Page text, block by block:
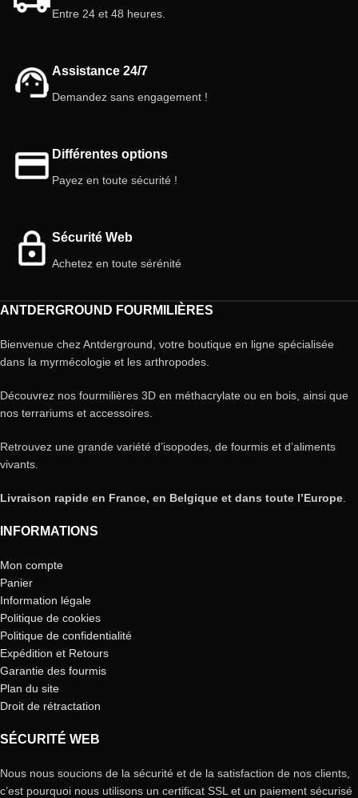
graisse idéale pour les fourmis, les
Entre 24 et 48 heures.
Assistance 24/7
Demandez sans engagement !
Différentes options
Payez en toute sécurité !
Sécurité Web
Achetez en toute sérénité
ANTDERGROUND FOURMILIÈRES
Bienvenue chez Antderground, votre boutique en ligne spécialisée
dans la myrmécologie et les arthropodes.
Découvrez nos fourmilières 3D en méthacrylate ou en bois, ainsi que
nos terrariums et accessoires.
Retrouvez une grande variété d’isopodes, de fourmis et d’aliments
vivants.
Livraison rapide en France, en Belgique et dans toute l’Europe
INFORMATIONS
Mon compte
Panier
Information légale
Politique de cookies
Politique de confidentialité
Expédition et Retours
Garantie des fourmis
Plan du site
Droit de rétractation
SÉCURITÉ WEB
Nous nous soucions de la sécurité et de la satisfaction de nos clients,
c’est pourquoi nous utilisons un certificat SSL et un paiement sécurisé